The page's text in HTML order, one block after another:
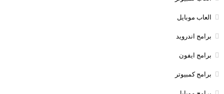
العاب موبايل
برامج اندرويد
برامج ايفون
برامج كمبيوتر